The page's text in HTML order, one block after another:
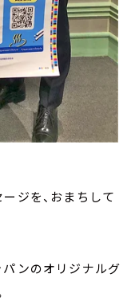
ジを、おまちして
パンのオリジナルグ